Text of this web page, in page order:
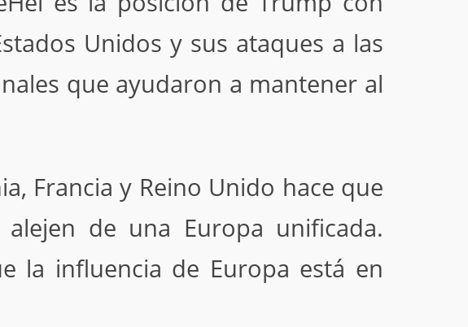
Unidos y sus ataques a las
que ayudaron a mantener al
Francia y Reino Unido hace que
de una Europa unificada.
la influencia de Europa está en